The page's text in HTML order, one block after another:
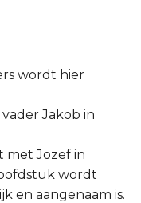
wordt hier
Jakob in
met Jozef in
wordt
en aangenaam is.